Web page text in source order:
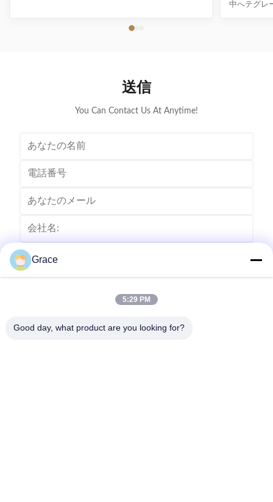
ー効率 ≥95%: エネルギー損失を効果的に最小限に抑
動充電,固定電源/エネルギー/時間充電,カードスワイ
プ,QRコードスキャン,PIN確認充電方法をサポートし
ます. ...
中へテグレ
送信
You Can Contact Us At Anytime!
送りなさい
Grace
5:29 PM
Good day, what product are you looking for?